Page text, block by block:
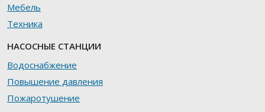
Мебель
Техника
НАСОСНЫЕ СТАНЦИИ
Водоснабжение
Повышение давления
Пожаротушение